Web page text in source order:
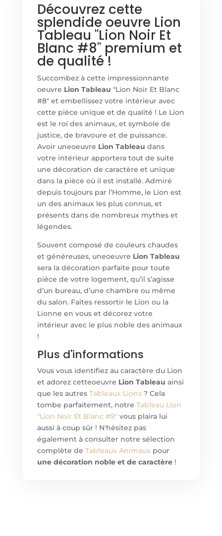
Découvrez cette
splendide oeuvre Lion
Tableau "Lion Noir Et
Blanc #8" premium et
de qualité !
Succombez à cette impressionnante
oeuvre Lion Tableau "Lion Noir Et Blanc
#8" et embellissez votre intérieur avec
cette pièce unique et de qualité ! Le Lion
est le roi des animaux, et symbole de
justice, de bravoure et de puissance.
Avoir uneoeuvre Lion Tableau dans
votre intérieur apportera tout de suite
une décoration de caractère et unique
dans la pièce où il est installé. Admiré
depuis toujours par l’Homme, le Lion est
un des animaux les plus connus, et
présents dans de nombreux mythes et
légendes.
Souvent composé de couleurs chaudes
et généreuses, uneoeuvre Lion Tableau
sera la décoration parfaite pour toute
pièce de votre logement, qu’il s’agisse
d’un bureau, d’une chambre ou même
du salon. Faites ressortir le Lion ou la
Lionne en vous et décorez votre
intérieur avec le plus noble des animaux
!
Plus d'informations
Vous vous identifiez au caractère du Lion
et adorez cetteoeuvre Lion Tableau ainsi
que les autres Tableaux Lions? Cela
tombe parfaitement, notre Tableau Lion
"Lion Noir Et Blanc #9"vous plaira lui
aussi à coup sûr ! N'hésitez pas
également à consulter notre sélection
complète de Tableaux Animaux pour
une décoration noble et de caractère!